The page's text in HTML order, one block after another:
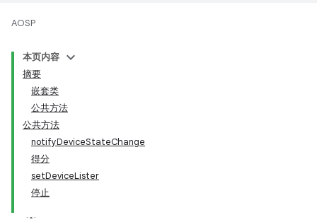
AOSP
本页内容
摘要
嵌套类
公共方法
公共方法
notifyDeviceStateChange
得分
setDeviceLister
停止